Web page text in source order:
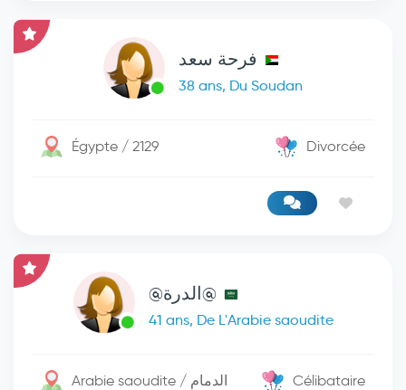
فرحة سعد
38 ans, Du Soudan
Égypte / 2129 Divorcée
@الدرة@
41 ans, De L'Arabie saoudite
Arabie saoudite / الدمام Célibataire